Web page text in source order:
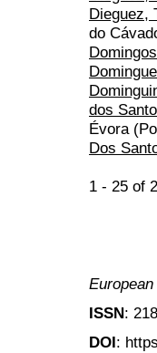
Dieguez,
do
dos
Évora
Dos
1 - 25 of
ISSN:
DOI: